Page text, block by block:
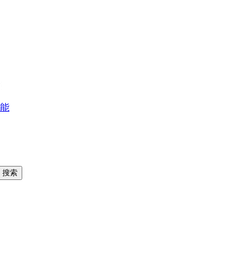
我
的
增